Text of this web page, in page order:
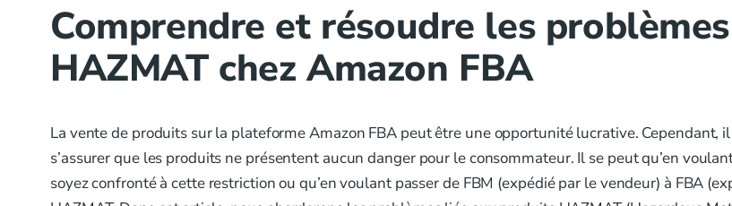
Comprendre et résoudre les
HAZMAT chez Amazon FBA
La vente de produits sur la plateforme Amazon FBA peut être une opportunité lucrative.
s’assurer que les produits ne présentent aucun danger pour le consommateur. Il se peut qu’en
soyez confronté à cette restriction ou qu’en voulant passer de FBM (expédié par le vendeur) à FBA